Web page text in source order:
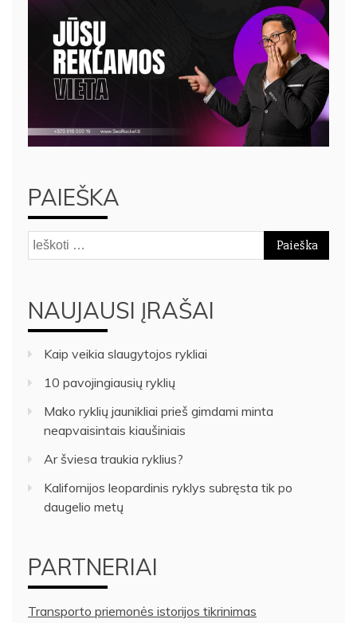
PAIEŠKA
Ieškoti:
NAUJAUSI ĮRAŠAI
Kaip veikia slaugytojos rykliai
10 pavojingiausių ryklių
Mako ryklių jaunikliai prieš gimdami minta
neapvaisintais kiaušiniais
Ar šviesa traukia ryklius?
Kalifornijos leopardinis ryklys subręsta tik po
daugelio metų
PARTNERIAI
Transporto priemonės istorijos tikrinimas